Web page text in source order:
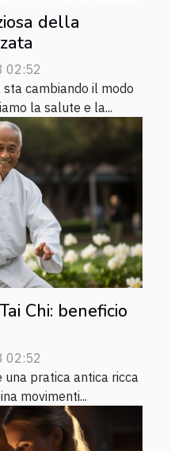
della
02:52
cambiando il modo
la salute e la...
Chi: beneficio
02:52
una pratica antica ricca
movimenti...